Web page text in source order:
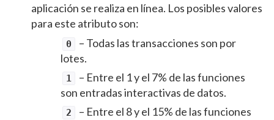
aplicación se realiza en línea. Los posibles valores
para este atributo son:
0
– Todas las transacciones son por
lotes.
1
– Entre el 1 y el 7% de las funciones
son entradas interactivas de datos.
2
– Entre el 8 y el 15% de las funciones